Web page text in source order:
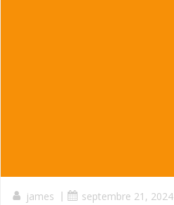
james | septembre 21, 2024